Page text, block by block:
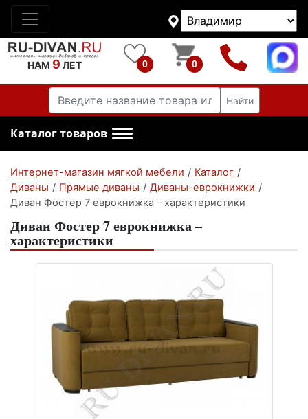
НАМ 9 ЛЕТ 0 0
Найти
Каталог товаров
Интернет-магазин мягкой мебели / Каталог /
Диваны / Прямые диваны / Диваны-еврокнижки /
Диван Фостер 7 еврокнижка – характеристики
Диван Фостер 7 еврокнижка –
характеристики